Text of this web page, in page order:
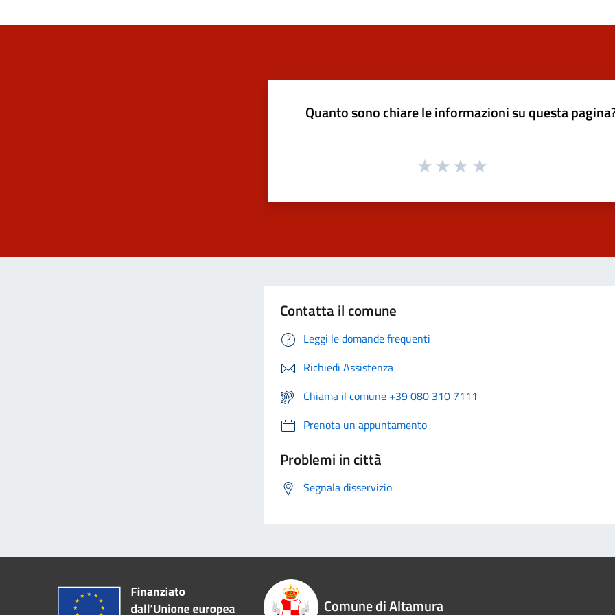
Quanto sono chiare le informazioni su questa
Contatta il comune
Leggi le domande frequenti
Richiedi Assistenza
Chiama il comune +39 080 310 7111
Prenota un appuntamento
Problemi in città
Segnala disservizio
Comune di Altamura